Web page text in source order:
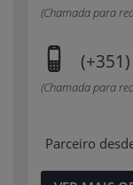
(Chamada para
(Chamada para
Parceiro